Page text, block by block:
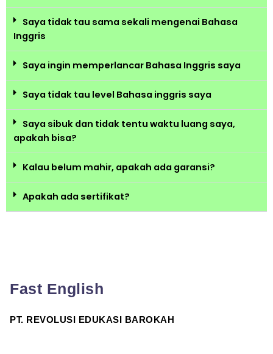
Saya tidak tau sama sekali mengenai Bahasa
Inggris
Saya ingin memperlancar Bahasa Inggris saya
Saya tidak tau level Bahasa inggris saya
Saya sibuk dan tidak tentu waktu luang saya,
apakah bisa?
Kalau belum mahir, apakah ada garansi?
Apakah ada sertifikat?
Fast English
PT. REVOLUSI EDUKASI BAROKAH